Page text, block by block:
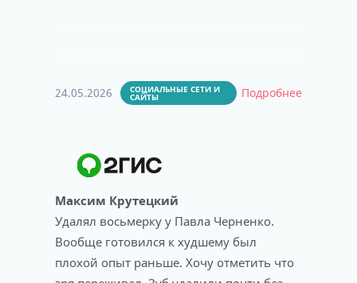
24.05.2026 СОЦИАЛЬНЫЕ СЕТИ И
САЙТЫ Подробнее
Максим Крутецкий
Удалял восьмерку у Павла Черненко.
Вообще готовился к худшему был
плохой опыт раньше. Хочу отметить что